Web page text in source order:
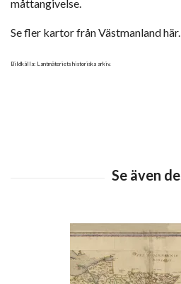
måttangivelse.
Se fler kartor från Västmanland här.
Bildkälla: Lantmäteriets historiska arkiv.